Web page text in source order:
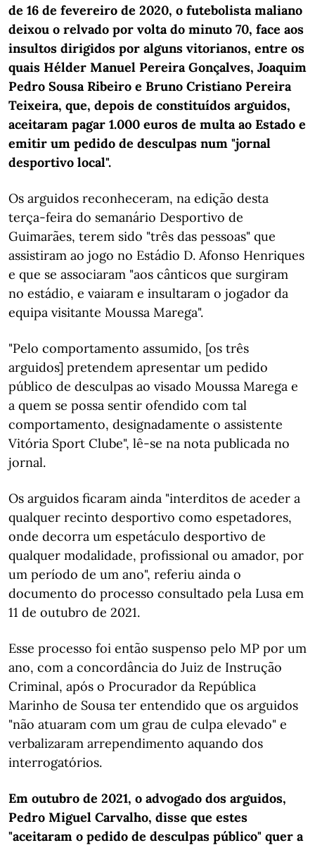
de 16 de fevereiro de 2020, o futebolista maliano
deixou o relvado por volta do minuto 70, face aos
insultos dirigidos por alguns vitorianos, entre os
quais Hélder Manuel Pereira Gonçalves, Joaquim
Pedro Sousa Ribeiro e Bruno Cristiano Pereira
Teixeira, que, depois de constituídos arguidos,
aceitaram pagar 1.000 euros de multa ao Estado e
emitir um pedido de desculpas num "jornal
desportivo local".
Os arguidos reconheceram, na edição desta
terça-feira do semanário Desportivo de
Guimarães, terem sido "três das pessoas" que
assistiram ao jogo no Estádio D. Afonso Henriques
e que se associaram "aos cânticos que surgiram
no estádio, e vaiaram e insultaram o jogador da
equipa visitante Moussa Marega".
"Pelo comportamento assumido, [os três
arguidos] pretendem apresentar um pedido
público de desculpas ao visado Moussa Marega e
a quem se possa sentir ofendido com tal
comportamento, designadamente o assistente
Vitória Sport Clube", lê-se na nota publicada no
jornal.
Os arguidos ficaram ainda "interditos de aceder a
qualquer recinto desportivo como espetadores,
onde decorra um espetáculo desportivo de
qualquer modalidade, profissional ou amador, por
um período de um ano", referiu ainda o
documento do processo consultado pela Lusa em
11 de outubro de 2021.
Esse processo foi então suspenso pelo MP por um
ano, com a concordância do Juiz de Instrução
Criminal, após o Procurador da República
Marinho de Sousa ter entendido que os arguidos
"não atuaram com um grau de culpa elevado" e
verbalizaram arrependimento aquando dos
interrogatórios.
Em outubro de 2021, o advogado dos arguidos,
Pedro Miguel Carvalho, disse que estes
"aceitaram o pedido de desculpas público" quer a